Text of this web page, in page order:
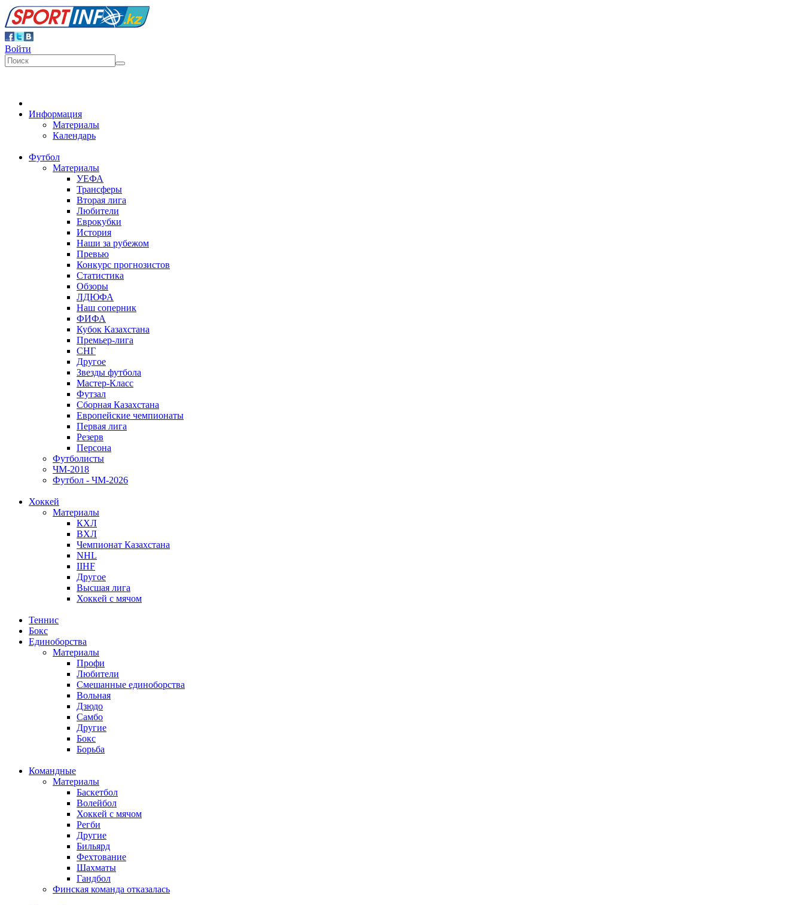
Войти
Информация
Материалы
Календарь
Футбол
Материалы
УЕФА
Трансферы
Вторая лига
Любители
Еврокубки
История
Наши за рубежом
Превью
Конкурс прогнозистов
Статистика
Обзоры
ЛДЮФА
Наш соперник
ФИФА
Кубок Казахстана
Премьер-лига
СНГ
Другое
Звезды футбола
Мастер-Класс
Футзал
Сборная Казахстана
Европейские чемпионаты
Первая лига
Резерв
Персона
Футболисты
ЧМ-2018
Футбол - ЧМ-2026
Хоккей
Материалы
КХЛ
ВХЛ
Чемпионат Казахстана
NHL
IIHF
Другое
Высшая лига
Хоккей с мячом
Теннис
Бокс
Единоборства
Материалы
Профи
Любители
Смешанные единоборства
Вольная
Дзюдо
Самбо
Другие
Бокс
Борьба
Командные
Материалы
Баскетбол
Волейбол
Хоккей с мячом
Регби
Другие
Бильярд
Фехтование
Шахматы
Гандбол
Финская команда отказалась